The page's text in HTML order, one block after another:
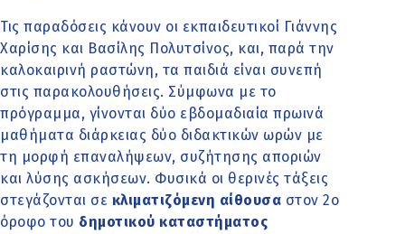
Τις παραδόσεις κάνουν οι εκπαιδευτικοί Γιάννης
Χαρίσης και Βασίλης Πολυτσίνος, και, παρά την
καλοκαιρινή ραστώνη, τα παιδιά είναι συνεπή
στις παρακολουθήσεις. Σύμφωνα με το
πρόγραμμα, γίνονται δύο εβδομαδιαία πρωινά
μαθήματα διάρκειας δύο διδακτικών ωρών με
τη μορφή επαναλήψεων, συζήτησης αποριών
και λύσης ασκήσεων. Φυσικά οι θερινές τάξεις
στεγάζονται σε κλιματιζόμενη αίθουσα στον 2ο
όροφο του δημοτικού καταστήματος